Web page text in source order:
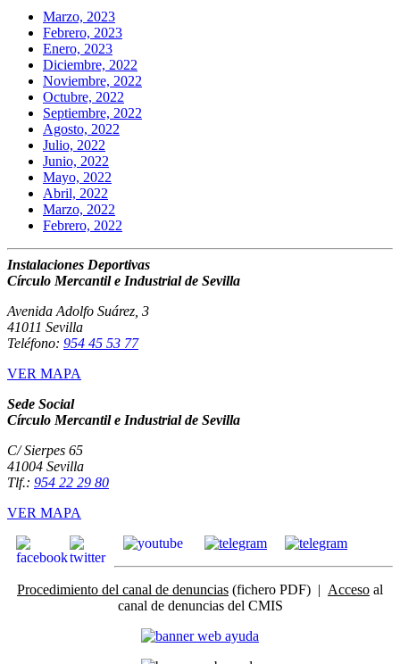
Marzo, 2023
Febrero, 2023
Enero, 2023
Diciembre, 2022
Noviembre, 2022
Octubre, 2022
Septiembre, 2022
Agosto, 2022
Julio, 2022
Junio, 2022
Mayo, 2022
Abril, 2022
Marzo, 2022
Febrero, 2022
Instalaciones Deportivas
Círculo Mercantil e Industrial de Sevilla
Avenida Adolfo Suárez, 3
41011 Sevilla
Teléfono: 954 45 53 77
VER MAPA
Sede Social
Círculo Mercantil e Industrial de Sevilla
C/ Sierpes 65
41004 Sevilla
Tlf.: 954 22 29 80
VER MAPA
Procedimiento del canal de denuncias (fichero PDF) | Acceso al
canal de denuncias del CMIS